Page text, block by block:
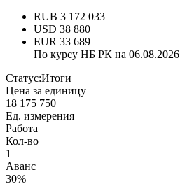
RUB 3 172 033
USD 38 880
EUR 33 689
По курсу НБ РК на 06.08.2026
Статус:Итоги
Цена за единицу
18 175 750
Ед. измерения
Работа
Кол-во
1
Аванс
30%